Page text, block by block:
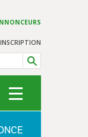
INSCRIPTION